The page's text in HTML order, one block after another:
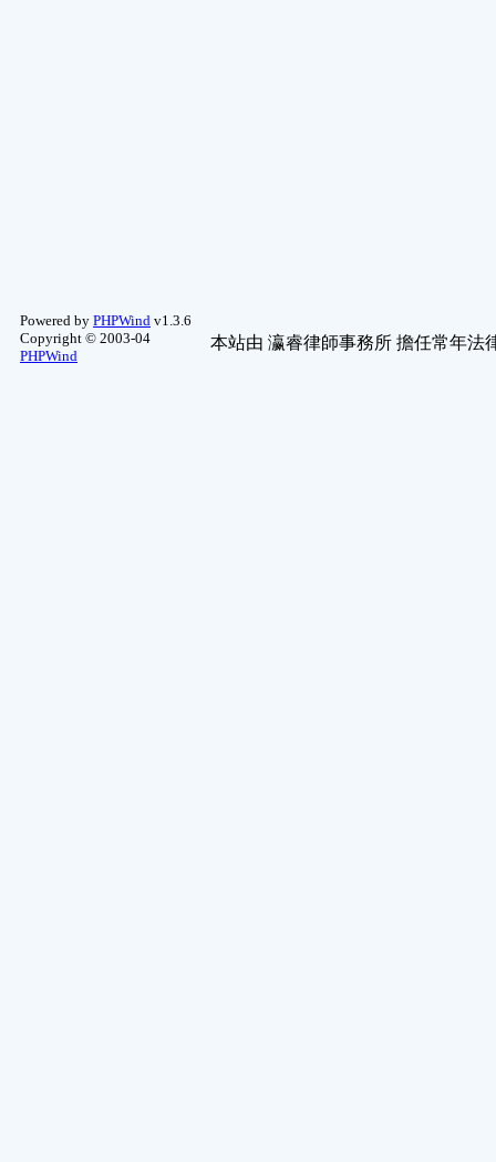
Powered by PHPWind v1.3.6
Copyright © 2003-04
PHPWind
本站由 瀛睿律師事務所 擔任常年法